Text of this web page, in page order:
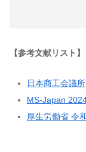
【参考文献リスト】
日本商工会議
MS-Japan
厚生労働省 令